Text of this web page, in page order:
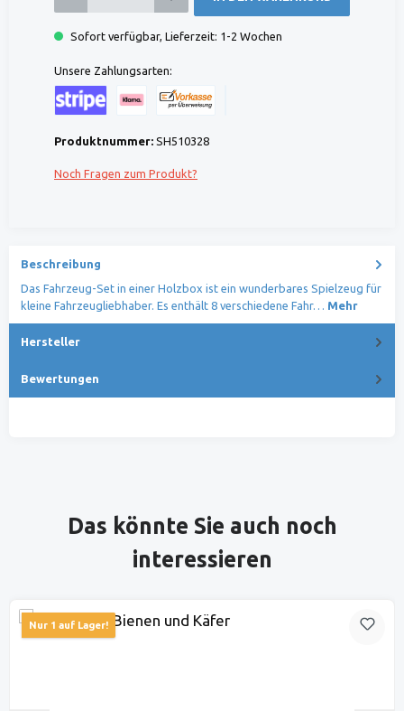
Sofort verfügbar, Lieferzeit: 1-2 Wochen
Unsere Zahlungsarten:
Produktnummer: SH510328
Noch Fragen zum Produkt?
Beschreibung
Das Fahrzeug-Set in einer Holzbox ist ein wunderbares Spielzeug für
kleine Fahrzeugliebhaber. Es enthält 8 verschiedene Fahr… Mehr
Hersteller
Bewertungen
Produktgalerie überspringen
Das könnte Sie auch noch
interessieren
Nur 1 auf Lager!